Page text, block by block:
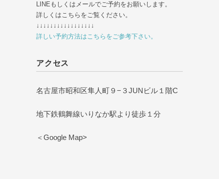
LINEもしくはメールでご予約をお願いします。
詳しくはこちらをご覧ください。
↓↓↓↓↓↓↓↓↓↓↓↓↓↓↓↓↓
詳しい予約方法はこちらをご参考下さい。
アクセス
名古屋市昭和区隼人町９−３JUNビル１階C
地下鉄鶴舞線いりなか駅より徒歩１分
＜Google Map>